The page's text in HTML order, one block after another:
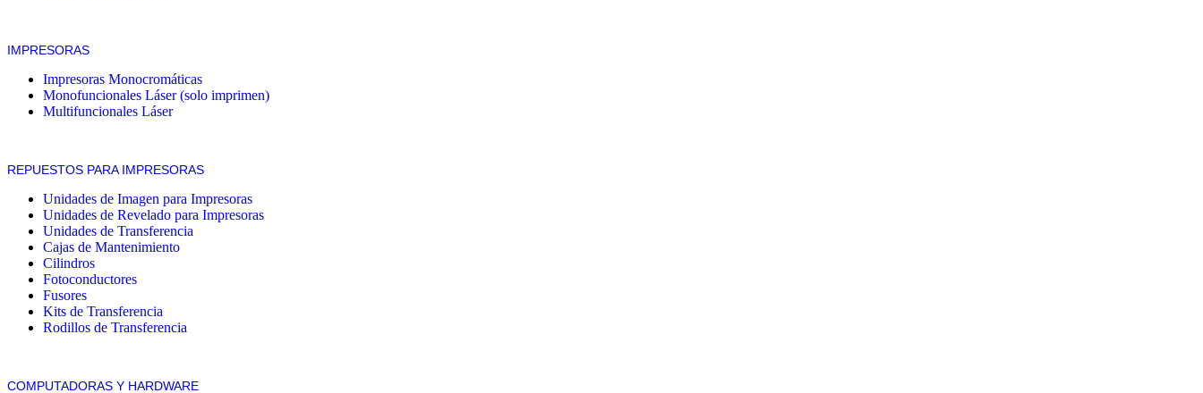
IMPRESORAS
Impresoras Monocromáticas
Monofuncionales Láser (solo imprimen)
Multifuncionales Láser
REPUESTOS PARA IMPRESORAS
Unidades de Imagen para Impresoras
Unidades de Revelado para Impresoras
Unidades de Transferencia
Cajas de Mantenimiento
Cilindros
Fotoconductores
Fusores
Kits de Transferencia
Rodillos de Transferencia
COMPUTADORAS Y HARDWARE